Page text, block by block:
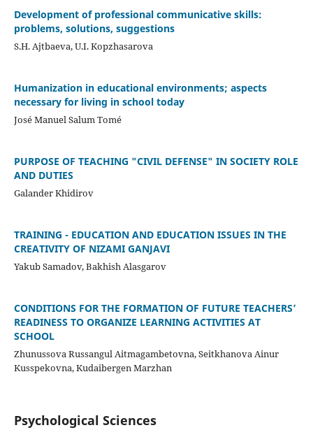
Development of professional communicative skills:
problems, solutions, suggestions
S.H. Ajtbaeva, U.I. Kopzhasarova
Humanization in educational environments; aspects
necessary for living in school today
José Manuel Salum Tomé
PURPOSE OF TEACHING "CIVIL DEFENSE" IN SOCIETY ROLE
AND DUTIES
Galander Khidirov
TRAINING - EDUCATION AND EDUCATION ISSUES IN THE
CREATIVITY OF NIZAMI GANJAVI
Yakub Samadov, Bakhish Alasgarov
CONDITIONS FOR THE FORMATION OF FUTURE TEACHERS’
READINESS TO ORGANIZE LEARNING ACTIVITIES AT
SCHOOL
Zhunussova Russangul Aitmagambetovna, Seitkhanova Ainur
Kusspekovna, Kudaibergen Marzhan
Psychological Sciences